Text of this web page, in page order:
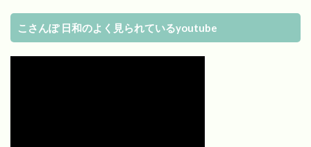
こさんぽ 日和のよく見られているyoutube